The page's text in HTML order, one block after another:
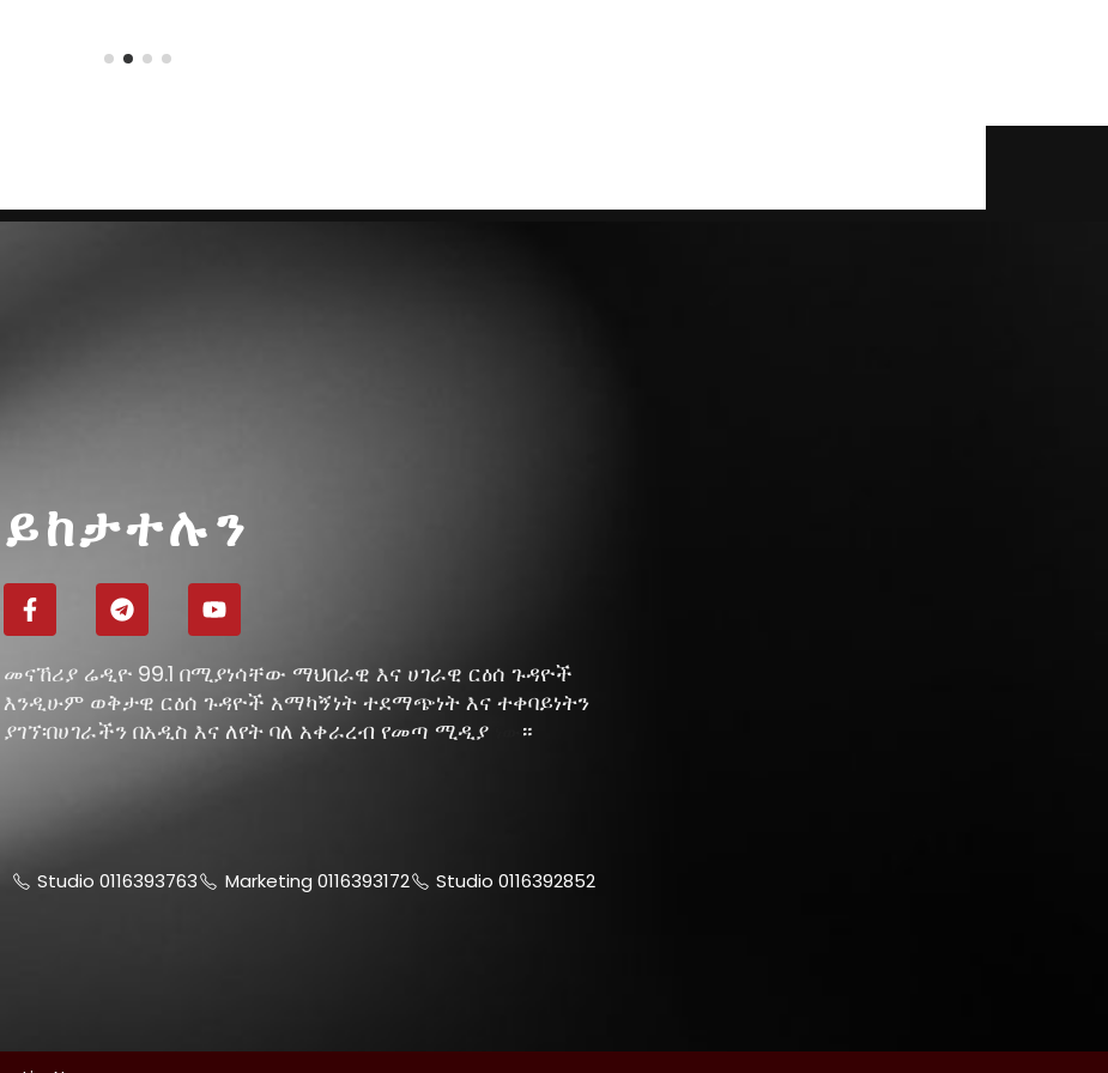
ይከታተሉን
መናኸሪያ ሬዲዮ 99.1 በሚያነሳቸው ማህበራዊ እና ሀገራዊ ርዕሰ ጉዳዮች
እንዲሁም ወቅታዊ ርዕሰ ጉዳዮች አማካኝነት ተደማጭነት እና ተቀባይነትን
ያገኘ፡በሀገራችን በአዲስ እና ለየት ባለ አቀራረብ የመጣ ሚዲያ
።
Studio 0116393763 Marketing 0116393172 Studio 0116392852